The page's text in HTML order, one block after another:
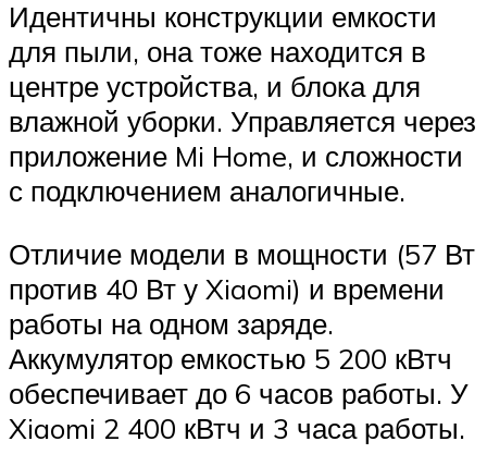
Идентичны конструкции емкости
для пыли, она тоже находится в
центре устройства, и блока для
влажной уборки. Управляется через
приложение Mi Home, и сложности
с подключением аналогичные.
Отличие модели в мощности (57 Вт
против 40 Вт у Xiaomi) и времени
работы на одном заряде.
Аккумулятор емкостью 5 200 кВтч
обеспечивает до 6 часов работы. У
Xiaomi 2 400 кВтч и 3 часа работы.